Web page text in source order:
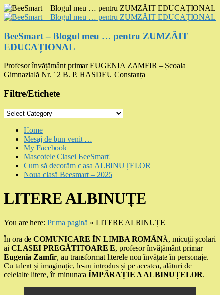
Skip
to
BeeSmart – Blogul meu … pentru ZUMZĂIT
EDUCAȚIONAL
Profesor învățământ primar EUGENIA ZAMFIR – Școala
Gimnazială Nr. 12 B. P. HASDEU Constanța
Filtre/Etichete
Filtre/Etichete
Menu
Home
Mesaj de bun venit …
My Facebook
Mascotele Clasei BeeSmart!
Cum să decorăm clasa ALBINUȚELOR
Noua clasă Beesmart – 2025
LITERE ALBINUȚE
You are here: Prima pagină » LITERE ALBINUȚE
În ora de COMUNICARE ÎN LIMBA ROMÂNĂ, micuții școlari
ai CLASEI PREGĂTITOARE E, profesor învățământ primar
Eugenia Zamfir, au transformat literele nou învățate în personaje.
Cu talent și imaginație, le-au introdus și pe acestea, alături de
celelalte litere, în minunata ÎMPĂRAȚIE A ALBINUȚELOR.